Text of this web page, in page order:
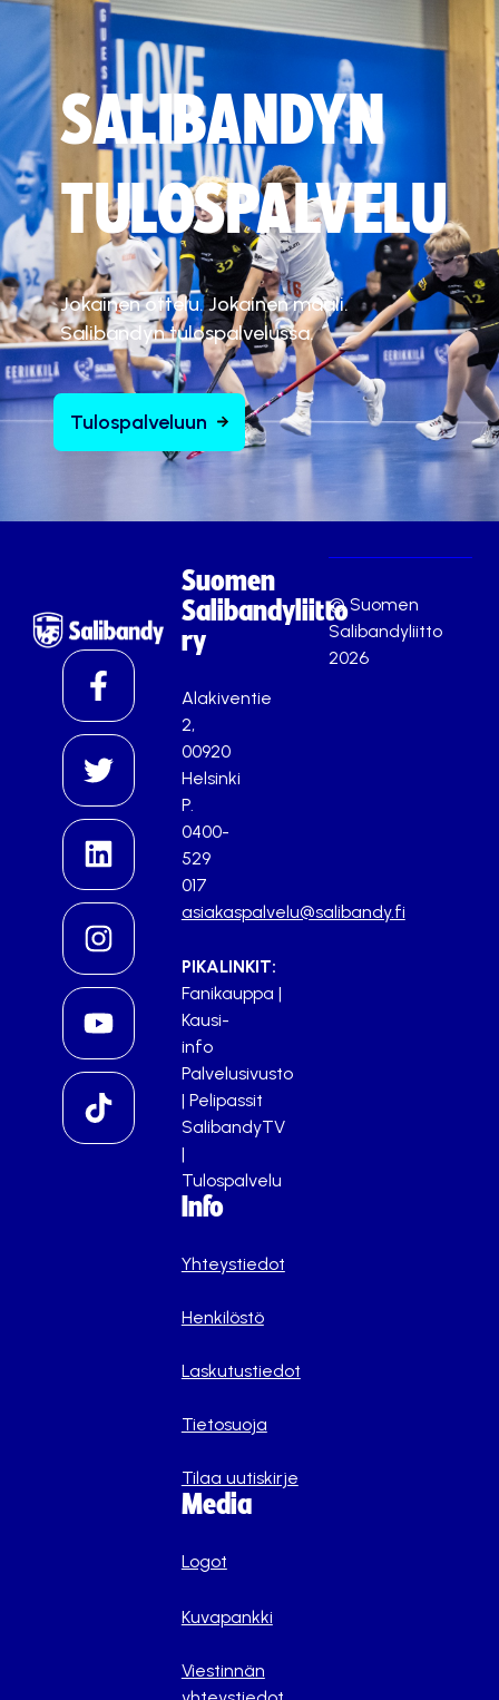
SALIBANDYN
TULOSPALVELU
Jokainen ottelu. Jokainen maali.
Salibandyn tulospalvelussa.
Tulospalveluun
Suomen
Salibandyliitto
ry
Alakiventie
2,
00920
Helsinki
P.
0400-
529
017
asiakaspalvelu@salibandy.fi
PIKALINKIT:
Fanikauppa |
Kausi-
info
Palvelusivusto
| Pelipassit
SalibandyTV
|
Tulospalvelu
Info
Yhteystiedot
Henkilöstö
Laskutustiedot
Tietosuoja
Tilaa uutiskirje
Media
Logot
Kuvapankki
Viestinnän
© Suomen
Salibandyliitto
2026